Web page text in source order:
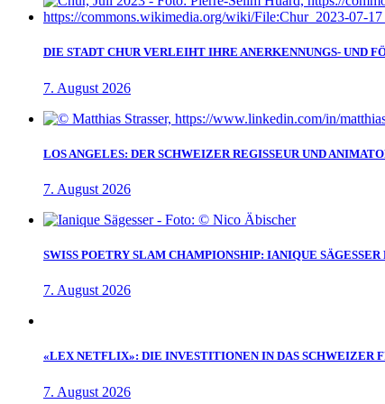
DIE STADT CHUR VERLEIHT IHRE ANERKENNUNGS- UND
7. August 2026
LOS ANGELES: DER SCHWEIZER REGISSEUR UND
7. August 2026
SWISS POETRY SLAM CHAMPIONSHIP: IANIQUE
7. August 2026
«LEX NETFLIX»: DIE INVESTITIONEN IN DAS SCHWEIZER
7. August 2026